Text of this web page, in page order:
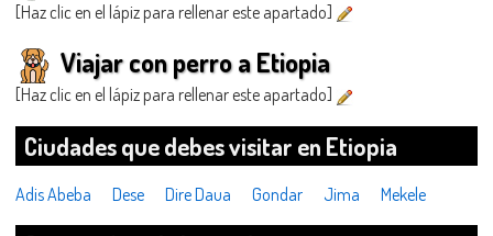
[Haz clic en el lápiz para rellenar este apartado]
Viajar con perro a Etiopia
[Haz clic en el lápiz para rellenar este apartado]
Ciudades que debes visitar en Etiopia
Adis Abeba Dese Dire Daua Gondar Jima Mekele